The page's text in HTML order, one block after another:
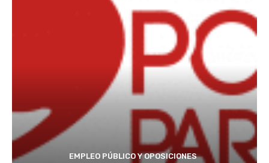
EMPLEO PÚBLICO Y OPOSICIONES